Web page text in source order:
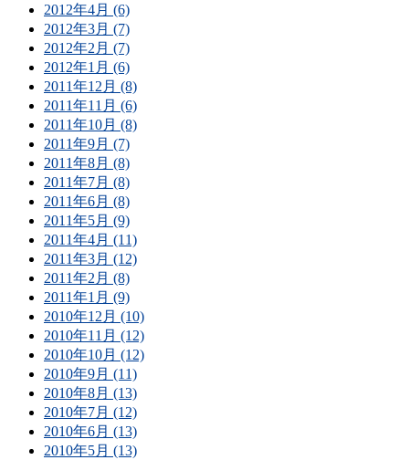
2012年4月 (6)
2012年3月 (7)
2012年2月 (7)
2012年1月 (6)
2011年12月 (8)
2011年11月 (6)
2011年10月 (8)
2011年9月 (7)
2011年8月 (8)
2011年7月 (8)
2011年6月 (8)
2011年5月 (9)
2011年4月 (11)
2011年3月 (12)
2011年2月 (8)
2011年1月 (9)
2010年12月 (10)
2010年11月 (12)
2010年10月 (12)
2010年9月 (11)
2010年8月 (13)
2010年7月 (12)
2010年6月 (13)
2010年5月 (13)